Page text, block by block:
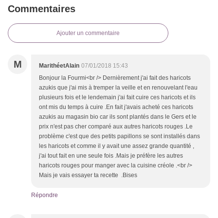
Commentaires
Ajouter un commentaire
M MarithéetAlain 07/01/2018 15:43
Bonjour la Fourmi<br /> Dernièrement j'ai fait des haricots
azukis que j'ai mis à tremper la veille et en renouvelant l'eau
plusieurs fois et le lendemain j'ai fait cuire ces haricots et ils
ont mis du temps à cuire .En fait j'avais acheté ces haricots
azukis au magasin bio car ils sont plantés dans le Gers et le
prix n'est pas cher comparé aux autres haricots rouges .Le
problème c'est que des petits papillons se sont installés dans
les haricots et comme il y avait une assez grande quantité ,
j'ai tout fait en une seule fois .Mais je préfère les autres
haricots rouges pour manger avec la cuisine créole .<br />
Mais je vais essayer ta recette .Bises
Répondre